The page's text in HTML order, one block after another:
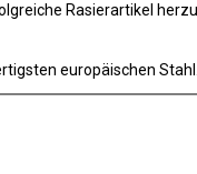
Rasierartikel
europäischen Stahl.